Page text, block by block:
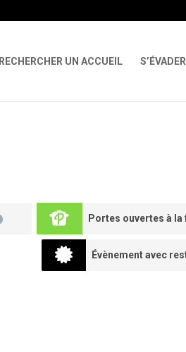
RECHERCHER UN ACCUEIL S’ÉVADER